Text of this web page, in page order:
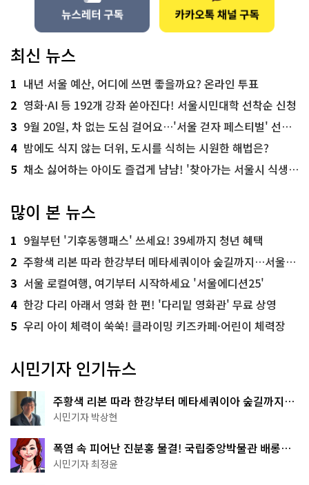
최신 뉴스
1 내년 서울 예산, 어디에 쓰면 좋을까요? 온라인 투표
2 영화·AI 등 192개 강좌 쏟아진다! 서울시민대학 선착순 신청
3 9월 20일, 차 없는 도심 걸어요…'서울 걷자 페스티벌' 선착순 5천명
4 밤에도 식지 않는 더위, 도시를 식히는 시원한 해법은?
5 채소 싫어하는 아이도 즐겁게 냠냠! '찾아가는 서울시 식생활 교육' 현장
많이 본 뉴스
1 9월부턴 '기후동행패스' 쓰세요! 39세까지 청년 혜택
2 주황색 리본 따라 한강부터 메타세쿼이아 숲길까지…서울둘레길 15코스
3 서울 로컬여행, 여기부터 시작하세요 '서울에디션25'
4 한강 다리 아래서 영화 한 편! '다리밑 영화관' 무료 상영
5 우리 아이 체력이 쑥쑥! 클라이밍 키즈카페·어린이 체력장
시민기자 인기뉴스
주황색 리본 따라 한강부터 메타세쿼이아 숲길까지…
서울둘레길 15코스
시민기자 박상현
폭염 속 피어난 진분홍 물결! 국립중앙박물관 배롱나
무 명소
시민기자 최정윤